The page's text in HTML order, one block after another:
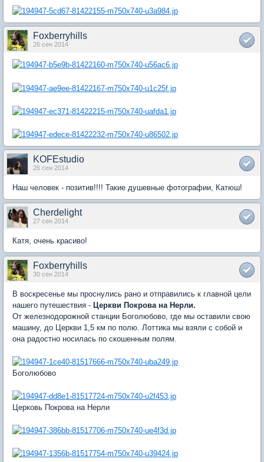
Foxberryhills
26 сен 2014
KOFEstudio
26 сен 2014
Наш человек - позитив!!!! Такие душевные фотографии, Катюш!
Cherdelight
27 сен 2014
Катя, очень красиво!
Foxberryhills
30 сен 2014
В воскресенье мы проснулись рано и отправились к главной цели
нашего путешествия - Церкви Покрова на Нерли.
От железнодорожной станции Боголюбово, где мы оставили свою
машину, до Церкви 1,5 км по полю. Лоттика мы взяли с собой и
она радостно носилась по скошенным полям.
Боголюбово
Церковь Покрова на Нерли